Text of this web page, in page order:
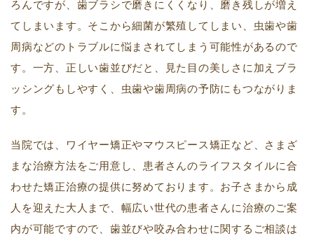
ろんですが、歯ブラシで磨きにくくなり、磨き残しが増え
てしまいます。そこから細菌が繁殖してしまい、虫歯や歯
周病などのトラブルに悩まされてしまう可能性があるので
す。一方、正しい歯並びだと、見た目の美しさに加えブラ
ッシングもしやすく、虫歯や歯周病の予防にもつながりま
す。
当院では、ワイヤー矯正やマウスピース矯正など、さまざ
まな治療方法をご用意し、患者さんのライフスタイルに合
わせた矯正治療の提供に努めております。お子さまから成
人を迎えた大人まで、幅広い世代の患者さんに治療のご案
内が可能ですので、歯並びや咬み合わせに関するご相談は